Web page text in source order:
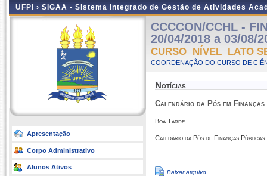
UFPI › SIGAA - Sistema Integrado de Gestão de Atividades
Apresentação
Corpo Administrativo
Alunos Ativos
CCCCON/CCHL -
20/04/2018 a 03/08/
CURSO NÍVEL LATO
COORDENAÇÃO DO CURSO DE
Notícias
Calendário da Pós em
Boa Tarde...
Caledário da Pós de Finanças Públicas
Baixar arquivo